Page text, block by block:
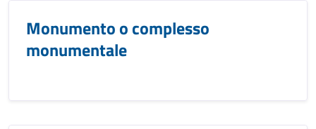
Monumento o complesso
monumentale